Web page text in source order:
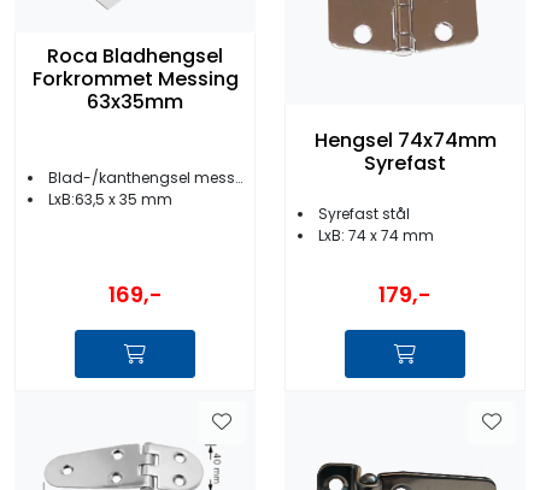
Roca Bladhengsel
Forkrommet Messing
63x35mm
Blad-/kanthengsel messing
LxB:63,5 x 35 mm
169,-
Hengsel 74x74mm
Syrefast
Syrefast stål
LxB: 74 x 74 mm
179,-